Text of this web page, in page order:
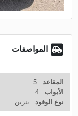
o
u
المواصفات
المقاعد : 5
الأبواب : 4
نوع الوقود : بنزين